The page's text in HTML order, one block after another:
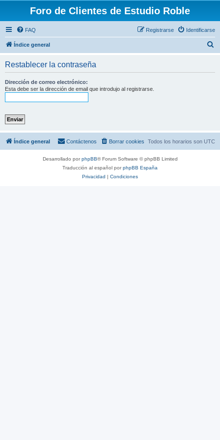
Foro de Clientes de Estudio Roble
FAQ Identificarse
Registrarse
Índice general
Restablecer la contraseña
Dirección de correo electrónico:
Esta debe ser la dirección de email que introdujo al registrarse.
Índice general Todos los horarios son UTC
Borrar cookies
Contáctenos
Desarrollado porphpBB® Forum Software © phpBB Limited
Traducción al español porphpBB España
Privacidad | Condiciones